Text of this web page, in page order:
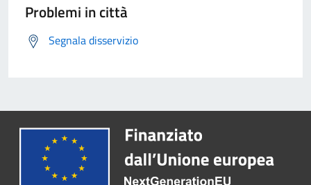
Problemi in città
Segnala disservizio